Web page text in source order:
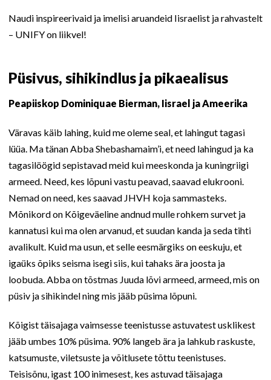
Naudi inspireerivaid ja imelisi aruandeid Iisraelist ja rahvastelt
– UNIFY on liikvel!
Püsivus, sihikindlus ja pikaealisus
Peapiiskop Dominiquae Bierman, Iisrael ja Ameerika
Väravas käib lahing, kuid me oleme seal, et lahingut tagasi
lüüa. Ma tänan Abba Shebashamaim’i, et need lahingud ja ka
tagasilöögid sepistavad meid kui meeskonda ja kuningriigi
armeed. Need, kes lõpuni vastu peavad, saavad elukrooni.
Nemad on need, kes saavad JHVH koja sammasteks.
Mõnikord on Kõigeväeline andnud mulle rohkem survet ja
kannatusi kui ma olen arvanud, et suudan kanda ja seda tihti
avalikult. Kuid ma usun, et selle eesmärgiks on eeskuju, et
igaüks õpiks seisma isegi siis, kui tahaks ära joosta ja
loobuda. Abba on tõstmas Juuda lõvi armeed, armeed, mis on
püsiv ja sihikindel ning mis jääb püsima lõpuni.
Kõigist täisajaga vaimsesse teenistusse astuvatest usklikest
jääb umbes 10% püsima. 90% langeb ära ja lahkub raskuste,
katsumuste, viletsuste ja võitlusete tõttu teenistuses.
Teisisõnu, igast 100 inimesest, kes astuvad täisajaga